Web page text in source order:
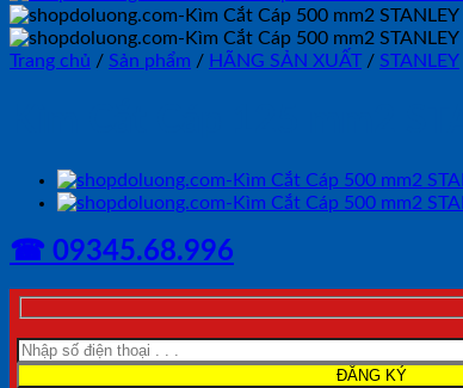
Trang chủ / Sản phẩm / HÃNG SẢN XUẤT / STANLEY
☎ 09345.68.996